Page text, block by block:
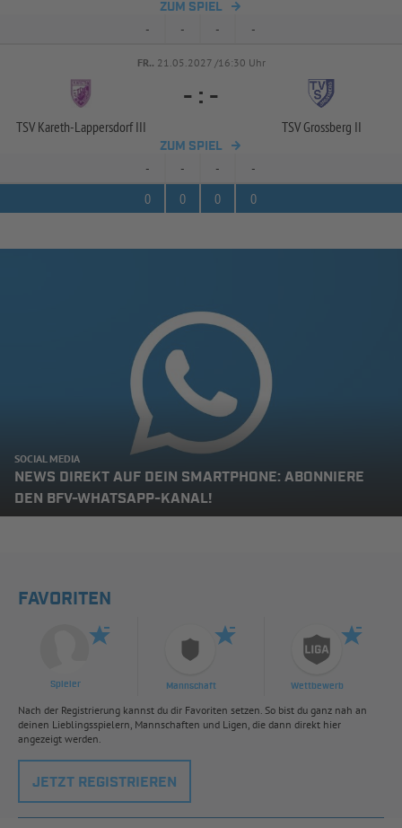
ZUM SPIEL
- - - -
FR.. 21.05.2027 /16:30 Uhr
TSV Kareth-Lappersdorf III
- : -
TSV Grossberg II
ZUM SPIEL
- - -
-
0
0 0 0
SOCIAL MEDIA
NEWS DIREKT AUF DEIN SMARTPHONE: ABONNIERE
DEN BFV-WHATSAPP-KANAL!
FAVORITEN
Spieler Mannschaft Wettbewerb
Nach der Registrierung kannst du dir Favoriten setzen. So bist du ganz nah an
deinen Lieblingsspielern, Mannschaften und Ligen, die dann direkt hier
angezeigt werden.
JETZT REGISTRIEREN